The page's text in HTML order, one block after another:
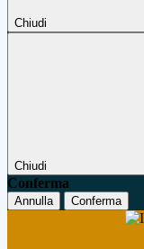
Chiudi
Chiudi
Conferma
Annulla Conferma